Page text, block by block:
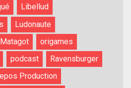
Libellud
Ludonaute
Matagot
origames
podcast
Ravensburger
Production